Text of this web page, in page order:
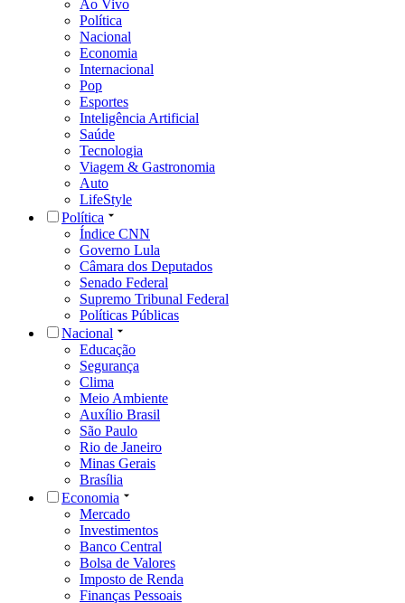
Ao Vivo
Política
Nacional
Economia
Internacional
Pop
Esportes
Inteligência Artificial
Saúde
Tecnologia
Viagem & Gastronomia
Auto
LifeStyle
Política
Índice CNN
Governo Lula
Câmara dos Deputados
Senado Federal
Supremo Tribunal Federal
Políticas Públicas
Nacional
Educação
Segurança
Clima
Meio Ambiente
Auxílio Brasil
São Paulo
Rio de Janeiro
Minas Gerais
Brasília
Economia
Mercado
Investimentos
Banco Central
Bolsa de Valores
Imposto de Renda
Finanças Pessoais